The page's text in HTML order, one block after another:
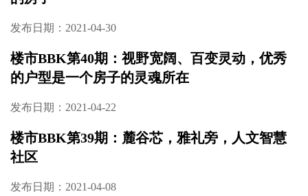
大盘不可错过！
的绿化、全屋名牌带地暖，长沙到哪找这么好
的房子
发布日期：2021-04-30